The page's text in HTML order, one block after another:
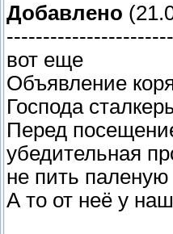
Добавлено
вот еще
Объявление
Господа
Перед
убедительная
не пить паленую
А то от неё у